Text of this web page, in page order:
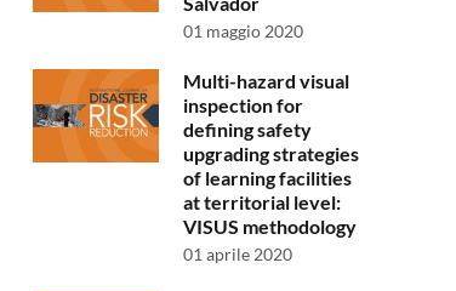
01 maggio 2020
Multi-hazard visual
inspection for
defining safety
upgrading strategies
of learning facilities
at territorial level:
VISUS methodology
01 aprile 2020